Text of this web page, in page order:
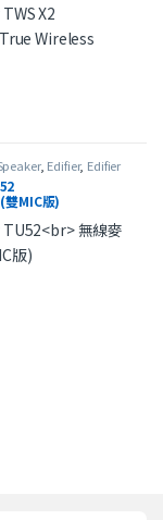
種款式。 可在產品頁
, Edifier, Edifier
Portable Speaker
產品
雙MIC版)